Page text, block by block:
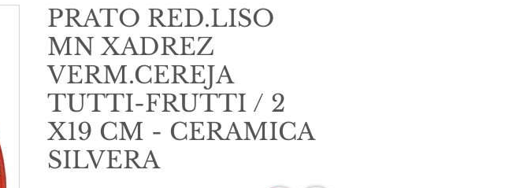
PRATO RED.LISO
MN XADREZ
VERM.CEREJA
TUTTI-FRUTTI / 2
X19 CM - CERAMICA
SILVERA